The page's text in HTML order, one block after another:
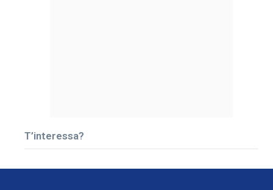
T’interessa?